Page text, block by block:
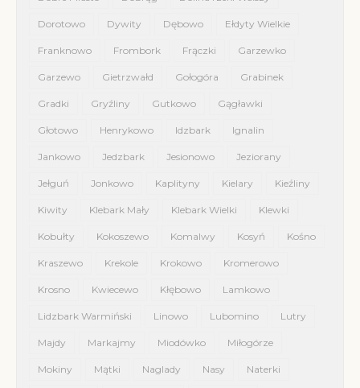
Dorotowo Dywity Dębowo Ełdyty Wielkie
Franknowo Frombork Frączki Garzewko
Garzewo Gietrzwałd Gołogóra Grabinek
Gradki Gryźliny Gutkowo Gągławki
Głotowo Henrykowo Idzbark Ignalin
Jankowo Jedzbark Jesionowo Jeziorany
Jełguń Jonkowo Kaplityny Kielary Kieźliny
Kiwity Klebark Mały Klebark Wielki Klewki
Kobułty Kokoszewo Komalwy Kosyń Kośno
Kraszewo Krekole Krokowo Kromerowo
Krosno Kwiecewo Kłębowo Lamkowo
Lidzbark Warmiński Linowo Lubomino Lutry
Majdy Markajmy Miodówko Miłogórze
Mokiny Mątki Naglady Nasy Naterki